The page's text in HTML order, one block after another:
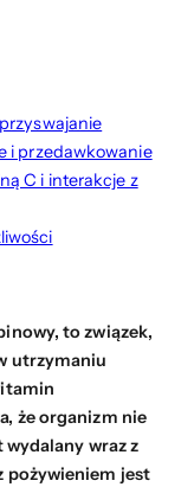
i przedawkowanie
C i interakcje z
to związek,
utrzymaniu
że organizm nie
wydalany wraz z
pożywieniem jest